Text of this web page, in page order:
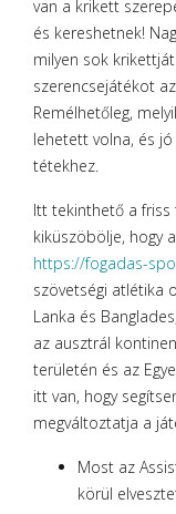
van a krikett
és kereshetnek!
milyen sok
szerencsejátékot
Remélhetőleg,
lehetett volna, és
tétekhez.
Itt tekinthető a friss
kiküszöbölje, hogy
https://fogadas-
szövetségi atlétika
Lanka és
az ausztrál
területén és az
itt van, hogy
megváltoztatja a
Most az
körül